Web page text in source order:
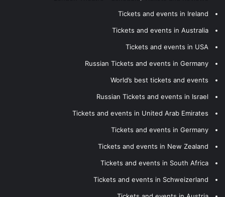
Tickets and events in Ireland
Tickets and events in Australia
Tickets and events in USA
Russian Tickets and events in Germany
World’s best tickets and events
Russian Tickets and events in Israel
Tickets and events in United Arab Emirates
Tickets and events in Germany
Tickets and events in New Zealand
Tickets and events in South Africa
Tickets and events in Schweizerland